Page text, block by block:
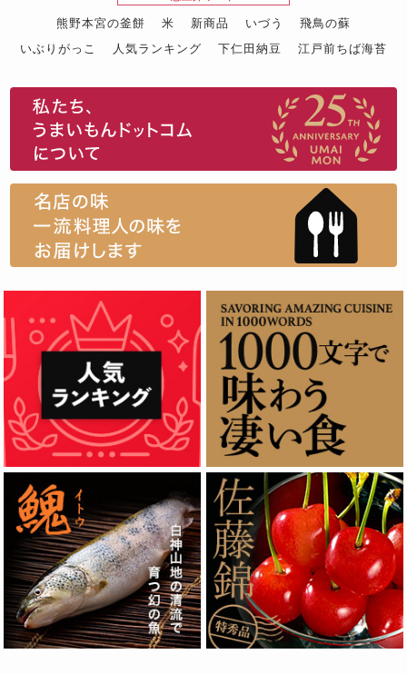
熊野本宮の釜餅 米 新商品 いづう
飛鳥の蘇
いぶりがっこ
人気ランキング 下仁田納豆
江戸前ちば海苔